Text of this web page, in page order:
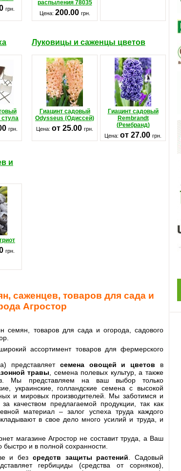
грн.
распыления 78035
Цена: 200.00 грн.
грн.
Луковицы и саженцы цветов
Гиацинт садовый
Odysseus (Одиссей)
Цена: от 25.00 грн.
Гиацинт садовый
Rembrandt
(Рембранд)
Цена: от 27.00 грн.
и
грн.
саженцев, товаров для сада и
Агростор
семян, товаров для сада и огорода, садового
ассортимент товаров для фермерского
представляет семена овощей и цветов в
травы , семена полевых культур, а также
Мы представляем на ваш выбор только
украинские, голландские семена с высокой
и мировых производителей. Мы заботимся и
качеством предлагаемой продукции, так как
материал – залог успеха труда каждого
в свое дело много усилий и труда, и
магазине Агростор не составит труда, а Ваш
быстро и в полной сохранности.
и без средств защиты растений . Садовый
гербициды (средства от сорняков),